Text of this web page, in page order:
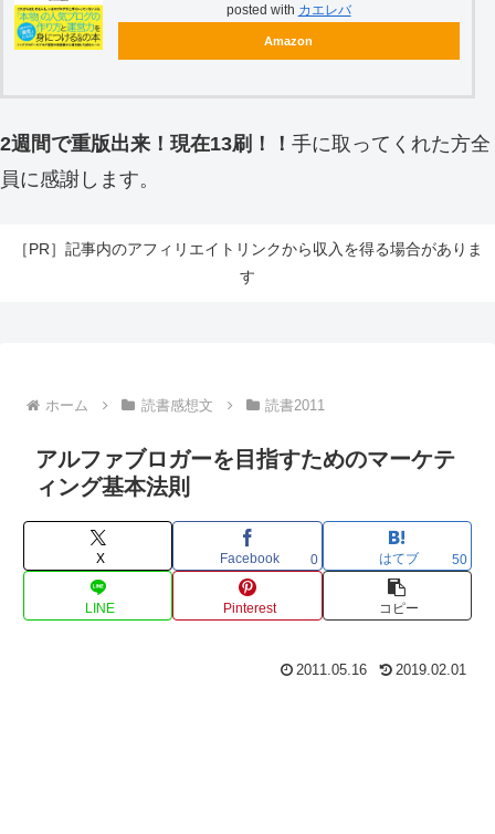
posted with カエレバ
Amazon
2週間で重版出来！現在13刷！！ 手に取ってくれた方全
員に感謝します。
［PR］記事内のアフィリエイトリンクから収入を得る場合がありま
す
ホーム 読書感想文 読書2011
アルファブロガーを目指すためのマーケテ
ィング基本法則
X Facebook 0 はてブ 50
LINE Pinterest コピー
2011.05.16 2019.02.01